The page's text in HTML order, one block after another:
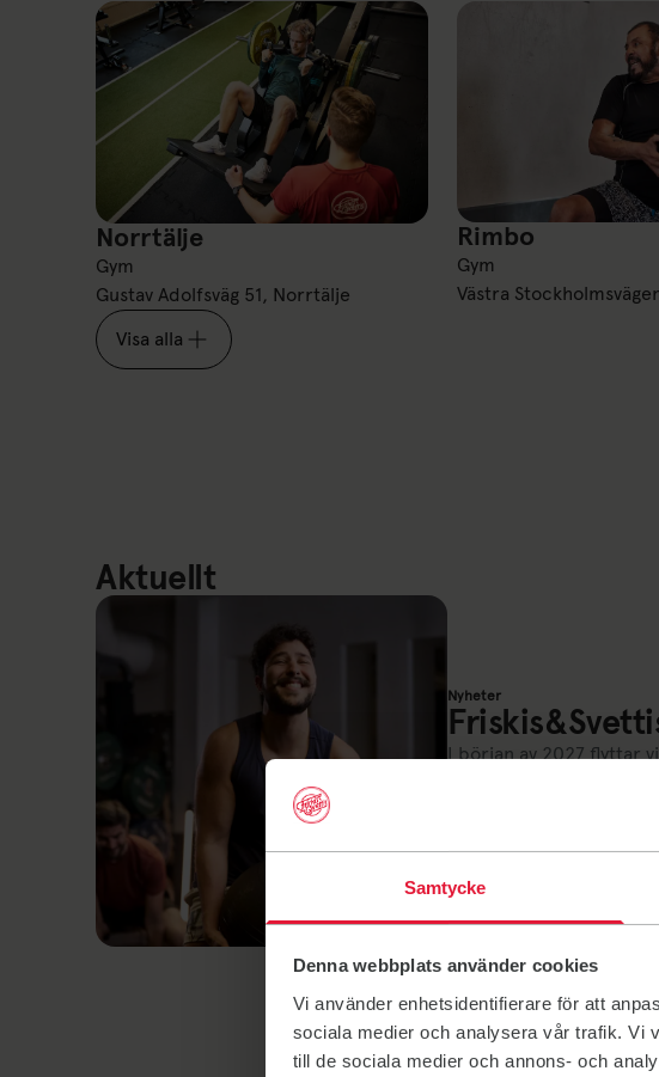
Samtycke
Denna webbplats använder cookies
Vi använder enhetsidentifierare för att
sociala medier och analysera vår trafik. Vi
till de sociala medier och annons- och
Norrtälje
Norrtälje
Gym
Gustav Adolfsväg 51, Norrtälje
Rimbo
Rimbo
Gym
Västra
Visa alla
Aktuellt
Nyheter
I början av 2027 flyttar
2026-07-28Mejl till